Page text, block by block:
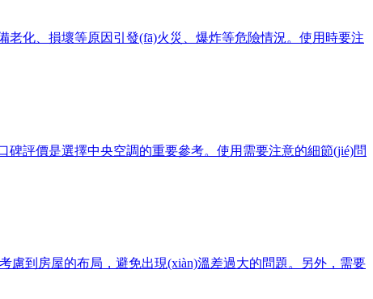
損壞等原因引發(fā)火災、爆炸等危險情況。使用時要注
評價是選擇中央空調的重要參考。使用需要注意的細節(jié)問
房屋的布局，避免出現(xiàn)溫差過大的問題。另外，需要